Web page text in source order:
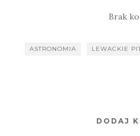
Brak
ASTRONOMIA LEWACKIE
DODAJ